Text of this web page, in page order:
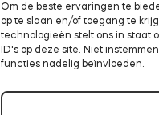
Om de beste ervaringen te
op te slaan en/of toegang te
technologieën stelt ons in staat
ID's op deze site. Niet
functies nadelig beïnvloeden.